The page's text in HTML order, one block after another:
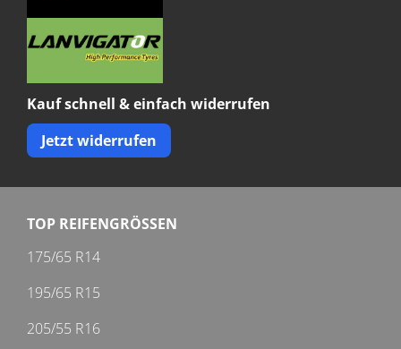
Kauf schnell & einfach widerrufen
Jetzt widerrufen
TOP REIFENGRÖSSEN
175/65 R14
195/65 R15
205/55 R16